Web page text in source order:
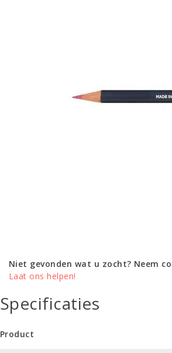
Niet gevonden wat u zocht? Neem
Laat ons helpen!
Specificaties
Product